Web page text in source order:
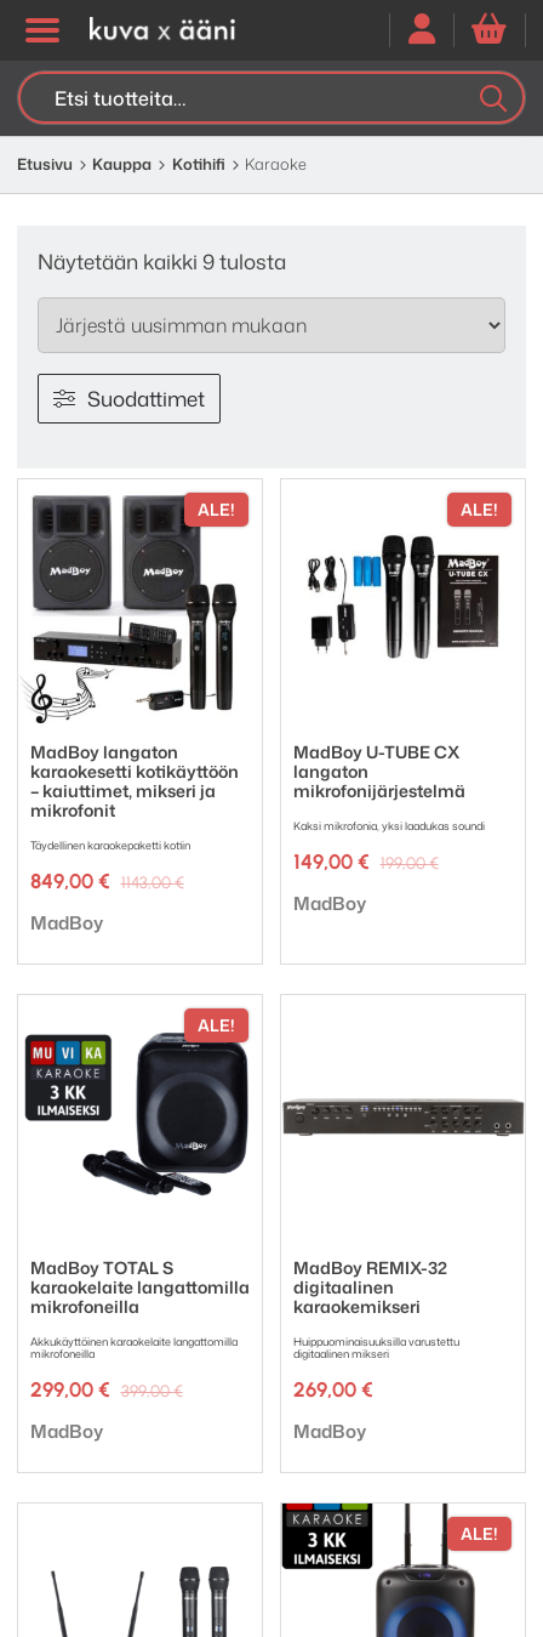
Etsi:
Etusivu Kauppa Kotihifi Karaoke
Näytetään kaikki 9 tulosta
by
latest
Suodattimet
ALE!
MadBoy langaton
karaokesetti kotikäyttöön
– kaiuttimet, mikseri ja
mikrofonit
Täydellinen karaokepaketti kotiin
1143,00€Alkuperäinen
849,00 €
Nykyinen
Tuotemerkki:
MadBoy
ALE!
MadBoy U-TUBE CX
langaton
mikrofonijärjestelmä
Kaksi mikrofonia, yksi laadukas soundi
199,00€
149,00 €
Nykyinen
Tuotemerkki:
MadBoy
ALE!
MadBoy TOTAL S
karaokelaite langattomilla
mikrofoneilla
Akkukäyttöinen karaokelaite langattomilla
mikrofoneilla
399,00€Alkuperäinen
299,00 €
Nykyinen
Tuotemerkki:
MadBoy
MadBoy REMIX-32
digitaalinen
karaokemikseri
Huippuominaisuuksilla varustettu
digitaalinen mikseri
269,00 €
Tuotemerkki:
MadBoy
ALE!